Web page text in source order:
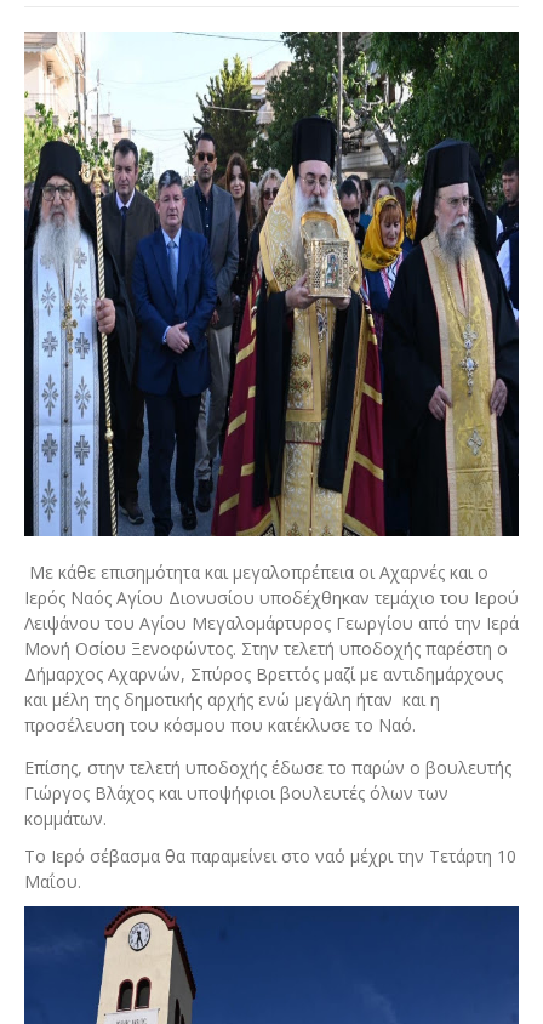
Με κάθε επισημότητα και μεγαλοπρέπεια οι Αχαρνές και ο
Ιερός Ναός Αγίου Διονυσίου υποδέχθηκαν τεμάχιο του Ιερού
Λειψάνου του Αγίου Μεγαλομάρτυρος Γεωργίου από την Ιερά
Μονή Οσίου Ξενοφώντος. Στην τελετή υποδοχής παρέστη ο
Δήμαρχος Αχαρνών, Σπύρος Βρεττός μαζί με αντιδημάρχους
και μέλη της δημοτικής αρχής ενώ μεγάλη ήταν και η
προσέλευση του κόσμου που κατέκλυσε το Ναό.
Επίσης, στην τελετή υποδοχής έδωσε το παρών ο βουλευτής
Γιώργος Βλάχος και υποψήφιοι βουλευτές όλων των
κομμάτων.
To Iερό σέβασμα θα παραμείνει στο ναό μέχρι την Τετάρτη 10
Μαΐου.